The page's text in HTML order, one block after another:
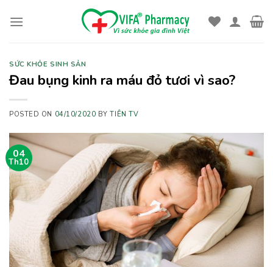
SỨC KHỎE SINH SẢN
Đau bụng kinh ra máu đỏ tươi vì sao?
POSTED ON 04/10/2020 BYTIÊN TV
04
Th10